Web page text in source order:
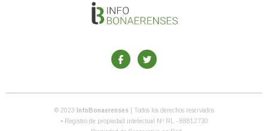
© 2023 InfoBonaerenses
| Todos los derechos reservados
• Registro de propiedad intelectual Nº RL - 88812730